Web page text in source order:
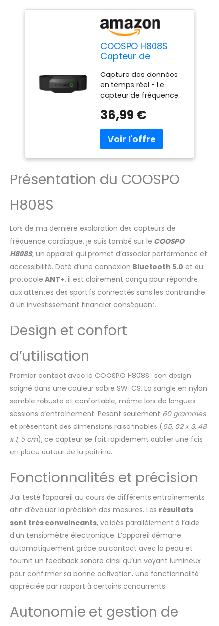
COOSPO H808S
Capteur de
Cardiaque
Bluetooth5.0 Ant+,
Cardio
Fréquencemètres
ECG/EKG, Étanche
IP67, Compatible
avec Wahoo,
Strava, Adidas,
Coosporide, Polar
Capture des données
en temps réel - Le
capteur de fréquence
vous aide à suivre et
réel la fréquence
cardiaque, les zones
d'entraînement et les
votre smartphone ou
et ANT+ - L'appareil est
compatible avec le
Bluetooth 4.0 et ANT+,
ce qui vous permet de
l'associer à des
smartphones,
tablettes, montres GPS
et ordinateurs de vélo
Compatible avec des
Fonctionne avec les
Zwift, Endomondo,
Runkeeper, IpBike, Nike+
Runclub, Peloton, Map
My Run, app hrv élite,
Komoot, iCardio, DDP
Yoga et d’autres.
Confortable - la sangle
de fréquence
cardiaque pèse 45,6 g,
inconvénients des
capteurs de fréquence
cardiaque traditionnels
qui sont épais et
glissent facilement. La
longueur de la sangle
en tissu doux est
réglable de 25,6" à
37,4", ce qui la rend
plus confortable à
porter Contenu de
l’emballage - un
cardiaque avec pile de
monnaie incluse, une
36,99 €
Présentation du COOSPO
H808S
Lors de ma dernière exploration des capteurs de
fréquence cardiaque, je suis tombé sur le COOSPO
H808S, un appareil qui promet d’associer performance et
accessibilité. Doté d’une connexion Bluetooth 5.0 et du
protocole ANT+, il est clairement conçu pour répondre
aux attentes des sportifs connectés sans les contraindre
à un investissement financier conséquent.
Design et confort
d’utilisation
Premier contact avec le COOSPO H808S : son design
soigné dans une couleur sobre SW-CS. La sangle en nylon
semble robuste et confortable, même lors de longues
sessions d’entraînement. Pesant seulement 60 grammes
et présentant des dimensions raisonnables ( 65, 02 x 3, 48
x 1, 5 cm), ce capteur se fait rapidement oublier une fois
en place autour de la poitrine.
Fonctionnalités et précision
J’ai testé l’appareil au cours de différents entraînements
afin d’évaluer la précision des mesures. Les résultats
sont très convaincants, validés parallèlement à l’aide
d’un tensiomètre électronique. L’appareil démarre
automatiquement grâce au contact avec la peau et
fournit un feedback sonore ainsi qu’un voyant lumineux
pour confirmer sa bonne activation, une fonctionnalité
appréciée par rapport à certains concurrents.
Autonomie et gestion de